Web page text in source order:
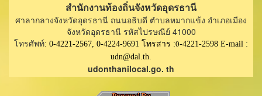
สำนักงานท้องถิ่นจังหวัดอุดรธานี
ศาลากลางจังหวัดอุดรธานี ถนนอธิบดี ตำบลหมากแข้ง อำเภอเมือง
จังหวัดอุดรธานี รหัสไปรษณีย์ 41000
โทรศัพท์: 0-4221-2567, 0-4224-9691 โทรสาร :0-4221-2598 E-mail :
udn@dal.th.
udonthanilocal.go. th